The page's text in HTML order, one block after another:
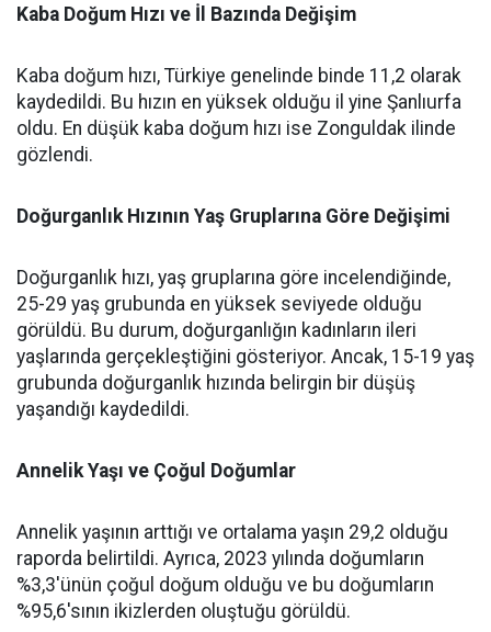
Kaba Doğum Hızı ve İl Bazında Değişim
Kaba doğum hızı, Türkiye genelinde binde 11,2 olarak
kaydedildi. Bu hızın en yüksek olduğu il yine Şanlıurfa
oldu. En düşük kaba doğum hızı ise Zonguldak ilinde
gözlendi.
Doğurganlık Hızının Yaş Gruplarına Göre Değişimi
Doğurganlık hızı, yaş gruplarına göre incelendiğinde,
25-29 yaş grubunda en yüksek seviyede olduğu
görüldü. Bu durum, doğurganlığın kadınların ileri
yaşlarında gerçekleştiğini gösteriyor. Ancak, 15-19 yaş
grubunda doğurganlık hızında belirgin bir düşüş
yaşandığı kaydedildi.
Annelik Yaşı ve Çoğul Doğumlar
Annelik yaşının arttığı ve ortalama yaşın 29,2 olduğu
raporda belirtildi. Ayrıca, 2023 yılında doğumların
%3,3'ünün çoğul doğum olduğu ve bu doğumların
%95,6'sının ikizlerden oluştuğu görüldü.